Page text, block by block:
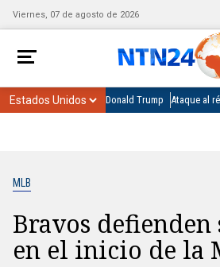
Viernes, 07 de agosto de 2026
Donald Trump Ataque al
MLB
Bravos
en el inicio de la